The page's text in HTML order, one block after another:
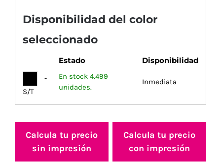
Disponibilidad del color
seleccionado
Estado Disponibilidad
-
S/T
En stock 4.499
unidades.
Inmediata
Calcula tu precio
sin impresión
Calcula tu precio
con impresión